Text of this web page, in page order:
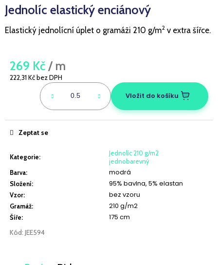
Jednolíc elastický enciánový
Elastický jednolícní úplet o gramáži 210 g/m2 v extra šířce.
269 Kč / m
222,31 Kč bez DPH
Vložit do košíku
Kategorie:
Jednolíc 210 g/m2
jednobarevný
Barva: modrá
Složení: 95% bavlna, 5% elastan
Vzor: bez vzoru
Gramáž: 210 g/m2
Šíře: 175 cm
Kód: JEE594
Zeptat se
a
j
í
?
HLEDAT
D
p
o
r
u
č
u